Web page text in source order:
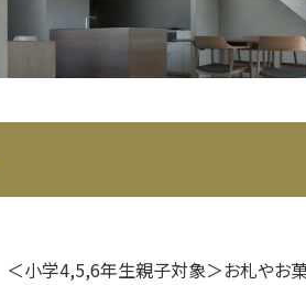
＜小学4,5,6年生親子対象＞お札やお